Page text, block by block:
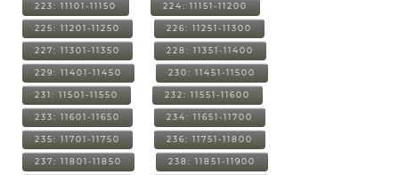
223: 11101-11150 224: 11151-11200
225: 11201-11250 226: 11251-11300
227: 11301-11350 228: 11351-11400
229: 11401-11450 230: 11451-11500
231: 11501-11550 232: 11551-11600
233: 11601-11650 234: 11651-11700
235: 11701-11750 236: 11751-11800
237: 11801-11850 238: 11851-11900